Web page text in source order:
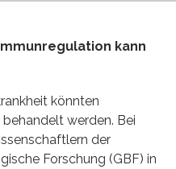
kann
könnten
werden. Bei
der
Forschung (GBF) in